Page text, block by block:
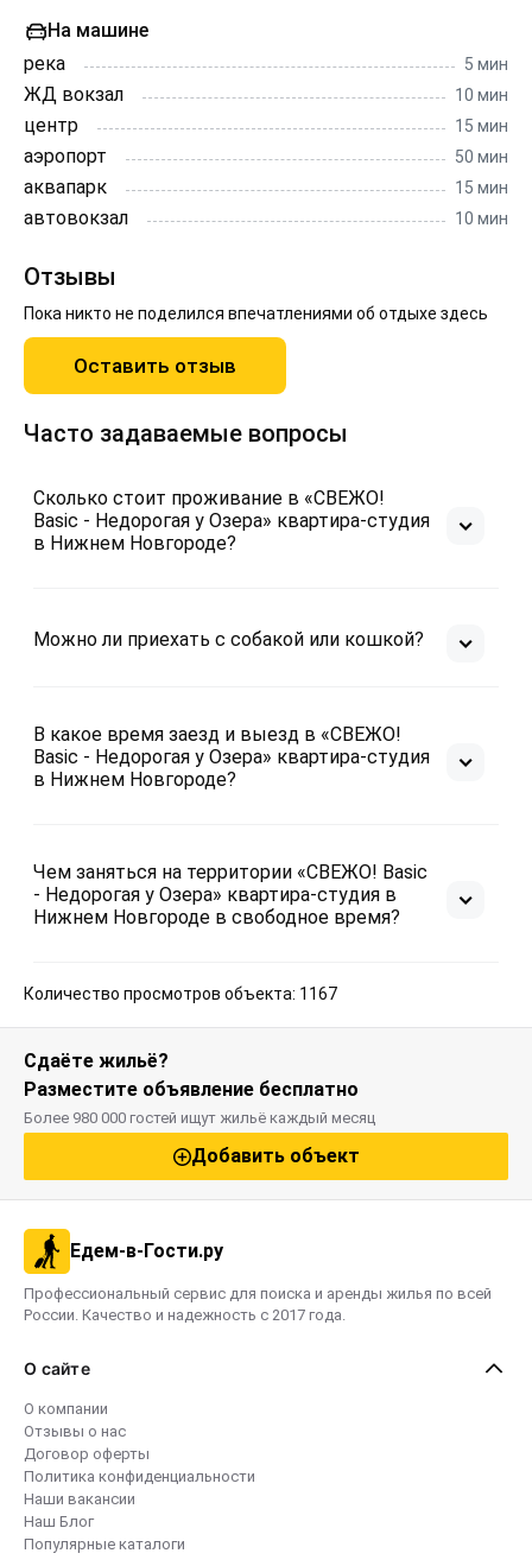
На машине
река
5 мин
ЖД вокзал 10 мин
центр 15 мин
аэропорт 50 мин
аквапарк 15 мин
автовокзал 10 мин
Отзывы
Пока никто не поделился впечатлениями об отдыхе здесь
Оставить отзыв
Часто задаваемые вопросы
Сколько стоит проживание в «СВЕЖО!
Basic - Недорогая у Озера» квартира-студия
в Нижнем Новгороде?
Можно ли приехать с собакой или кошкой?
В какое время заезд и выезд в «СВЕЖО!
Basic - Недорогая у Озера» квартира-студия
в Нижнем Новгороде?
Чем заняться на территории «СВЕЖО! Basic
- Недорогая у Озера» квартира-студия в
Нижнем Новгороде в свободное время?
Количество просмотров объекта: 1167
Сдаёте жильё?
Разместите объявление бесплатно
Более 980 000 гостей ищут жильё каждый месяц
Добавить объект
Едем-в-Гости.ру
Профессиональный сервис для поиска и аренды жилья по всей
России. Качество и надежность с 2017 года.
О сайте
О компании
Отзывы о нас
Договор оферты
Политика конфиденциальности
Наши вакансии
Наш Блог
Популярные каталоги